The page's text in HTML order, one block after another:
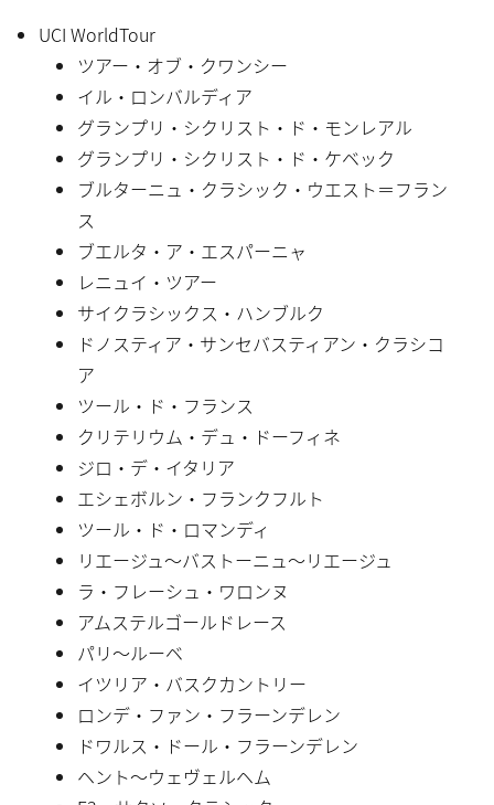
UCI WorldTour
ツアー・オブ・クワンシー
イル・ロンバルディア
グランプリ・シクリスト・ド・モンレアル
グランプリ・シクリスト・ド・ケベック
ブルターニュ・クラシック・ウエスト＝フラン
ス
ブエルタ・ア・エスパーニャ
レニュイ・ツアー
サイクラシックス・ハンブルク
ドノスティア・サンセバスティアン・クラシコ
ア
ツール・ド・フランス
クリテリウム・デュ・ドーフィネ
ジロ・デ・イタリア
エシェボルン・フランクフルト
ツール・ド・ロマンディ
リエージュ〜バストーニュ〜リエージュ
ラ・フレーシュ・ワロンヌ
アムステルゴールドレース
パリ〜ルーベ
イツリア・バスクカントリー
ロンデ・ファン・フラーンデレン
ドワルス・ドール・フラーンデレン
ヘント〜ウェヴェルヘム